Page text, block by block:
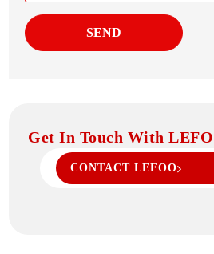
SEND
Get In Touch With
CONTACT LEFOO